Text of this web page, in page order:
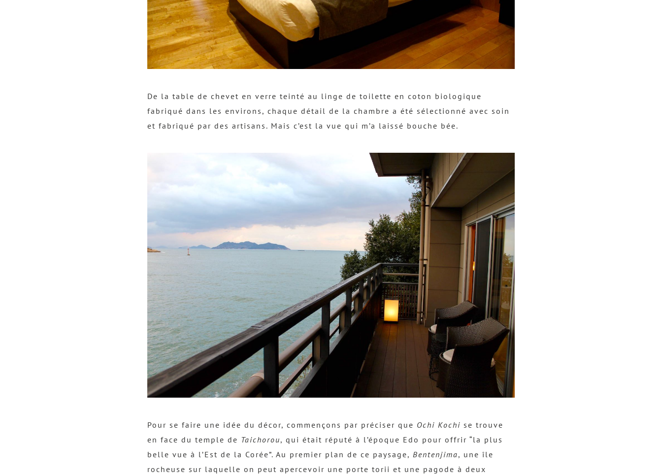
De la table de chevet en verre teinté au linge de toilette en coton biologique
fabriqué dans les environs, chaque détail de la chambre a été sélectionné avec soin
et fabriqué par des artisans. Mais c’est la vue qui m’a laissé bouche bée.
Pour se faire une idée du décor, commençons par préciser que Ochi Kochi se trouve
en face du temple de Taichorou, qui était réputé à l’époque Edo pour offrir “la plus
belle vue à l’Est de la Corée”. Au premier plan de ce paysage, Bentenjima, une île
rocheuse sur laquelle on peut apercevoir une porte torii et une pagode à deux